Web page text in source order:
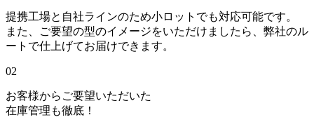
提携工場と自社ラインのため小ロットでも対応可能です。
また、ご要望の型のイメージをいただけましたら、弊社のル
ートで仕上げてお届けできます。
02
お客様からご要望いただいた
在庫管理も徹底！